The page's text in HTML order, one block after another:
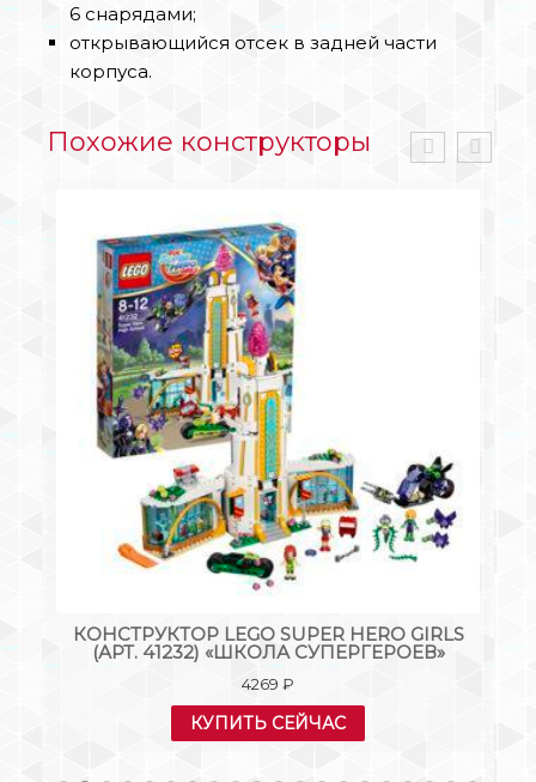
6 снарядами;
открывающийся отсек в задней части
корпуса.
Похожие конструкторы
КОНСТРУКТОР LEGO SUPER HERO GIRLS
(АРТ. 41232) «ШКОЛА СУПЕРГЕРОЕВ»
4269 ₽
КУПИТЬ СЕЙЧАС